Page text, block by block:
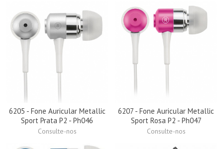
6205 - Fone Auricular Metallic
Sport Prata P2 - Ph046
Consulte-nos
6207 - Fone Auricular Metallic
Sport Rosa P2 - Ph047
Consulte-nos